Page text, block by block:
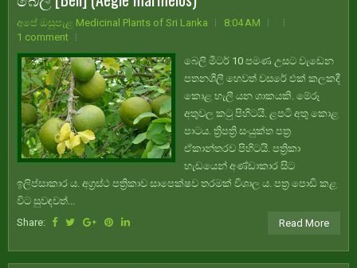
අපේ ඔසුපැළ Medicinal Plants of Sri Lanka
8:04 AM
1 comment
බෙලි මීටර් 10 පමණ උසට වැඩෙන
පතනශීලී හෙවත් වසරේ එක් කලකදී
කොළ හැලී යන ශාකයකි. මේරූ
අතුවල කටු පිහිටයි. ළපටි අතු කොළ
පාටය. ත්‍රිපත්‍රි සංයුක්ත පත්‍ර
ඒකාන්තරව පිහිටයි. පත්‍රිකා
හැඩයෙන් අණ්ඩාකාර සිට
ඉලිප්සාකාර ය. අග්‍රස්ථ පත්‍රිකාව සාපෙක්ෂව තරමක් විශාල ය. පත්‍ර පොඩි කළ
විට සුවඳවත්...
Share:
Read More